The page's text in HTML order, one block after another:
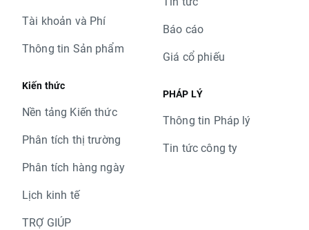
Tài khoản và Phí
Thông tin Sản phẩm
Kiến thức
Nền tảng Kiến thức
Phân tích thị trường
Phân tích hàng ngày
Lịch kinh tế
TRỢ GIÚP
Báo cáo
Giá cổ phiếu
PHÁP LÝ
Thông tin Pháp lý
Tin tức công ty